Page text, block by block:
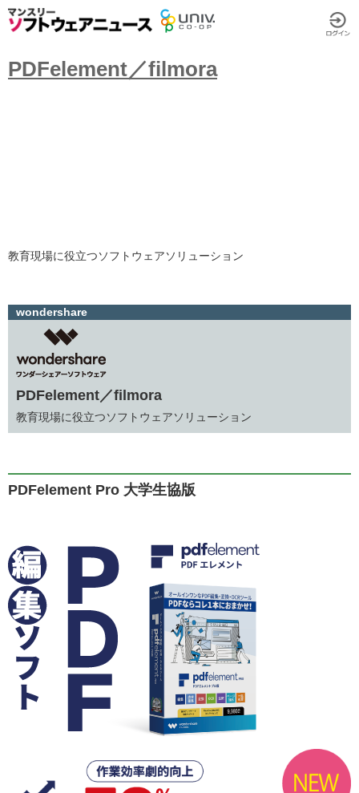
PDFelement／filmora
教育現場に役立つソフトウェアソリューション
wondershare
PDFelement／filmora
教育現場に役立つソフトウェアソリューション
PDFelement Pro 大学生協版